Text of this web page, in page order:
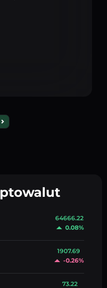
64666.22
0.08%
1907.69
-0.26%
73.22